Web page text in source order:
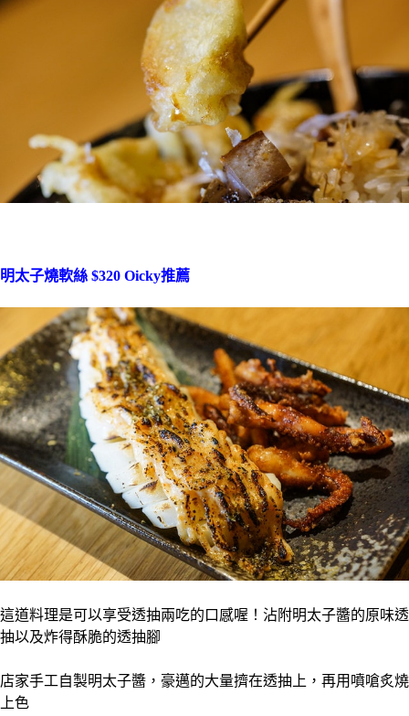
明太子燒軟絲 $320 Oicky推薦
這道料理是可以享受透抽兩吃的口感喔！沾附明太子醬的原味透
抽以及炸得酥脆的透抽腳
店家手工自製明太子醬，豪邁的大量擠在透抽上，再用噴嗆炙燒
上色